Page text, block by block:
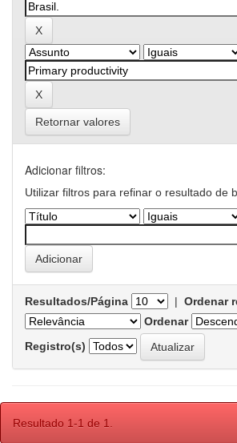
Retornar valores
Adicionar filtros:
Utilizar filtros para refinar o resultado de
Resultados/Página | Ordenar
Ordenar
Registro(s)
Resultado 1-1 de 1.